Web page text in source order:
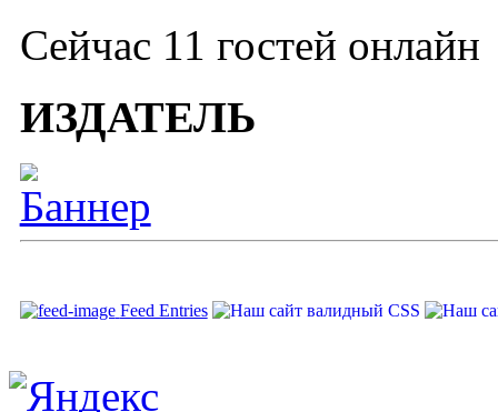
Сейчас 11 гостей онлайн
ИЗДАТЕЛЬ
Feed Entries